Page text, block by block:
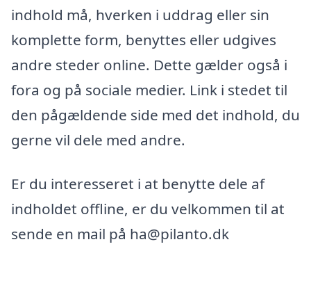
indhold må, hverken i uddrag eller sin
komplette form, benyttes eller udgives
andre steder online. Dette gælder også i
fora og på sociale medier. Link i stedet til
den pågældende side med det indhold, du
gerne vil dele med andre.
Er du interesseret i at benytte dele af
indholdet offline, er du velkommen til at
sende en mail på ha@pilanto.dk